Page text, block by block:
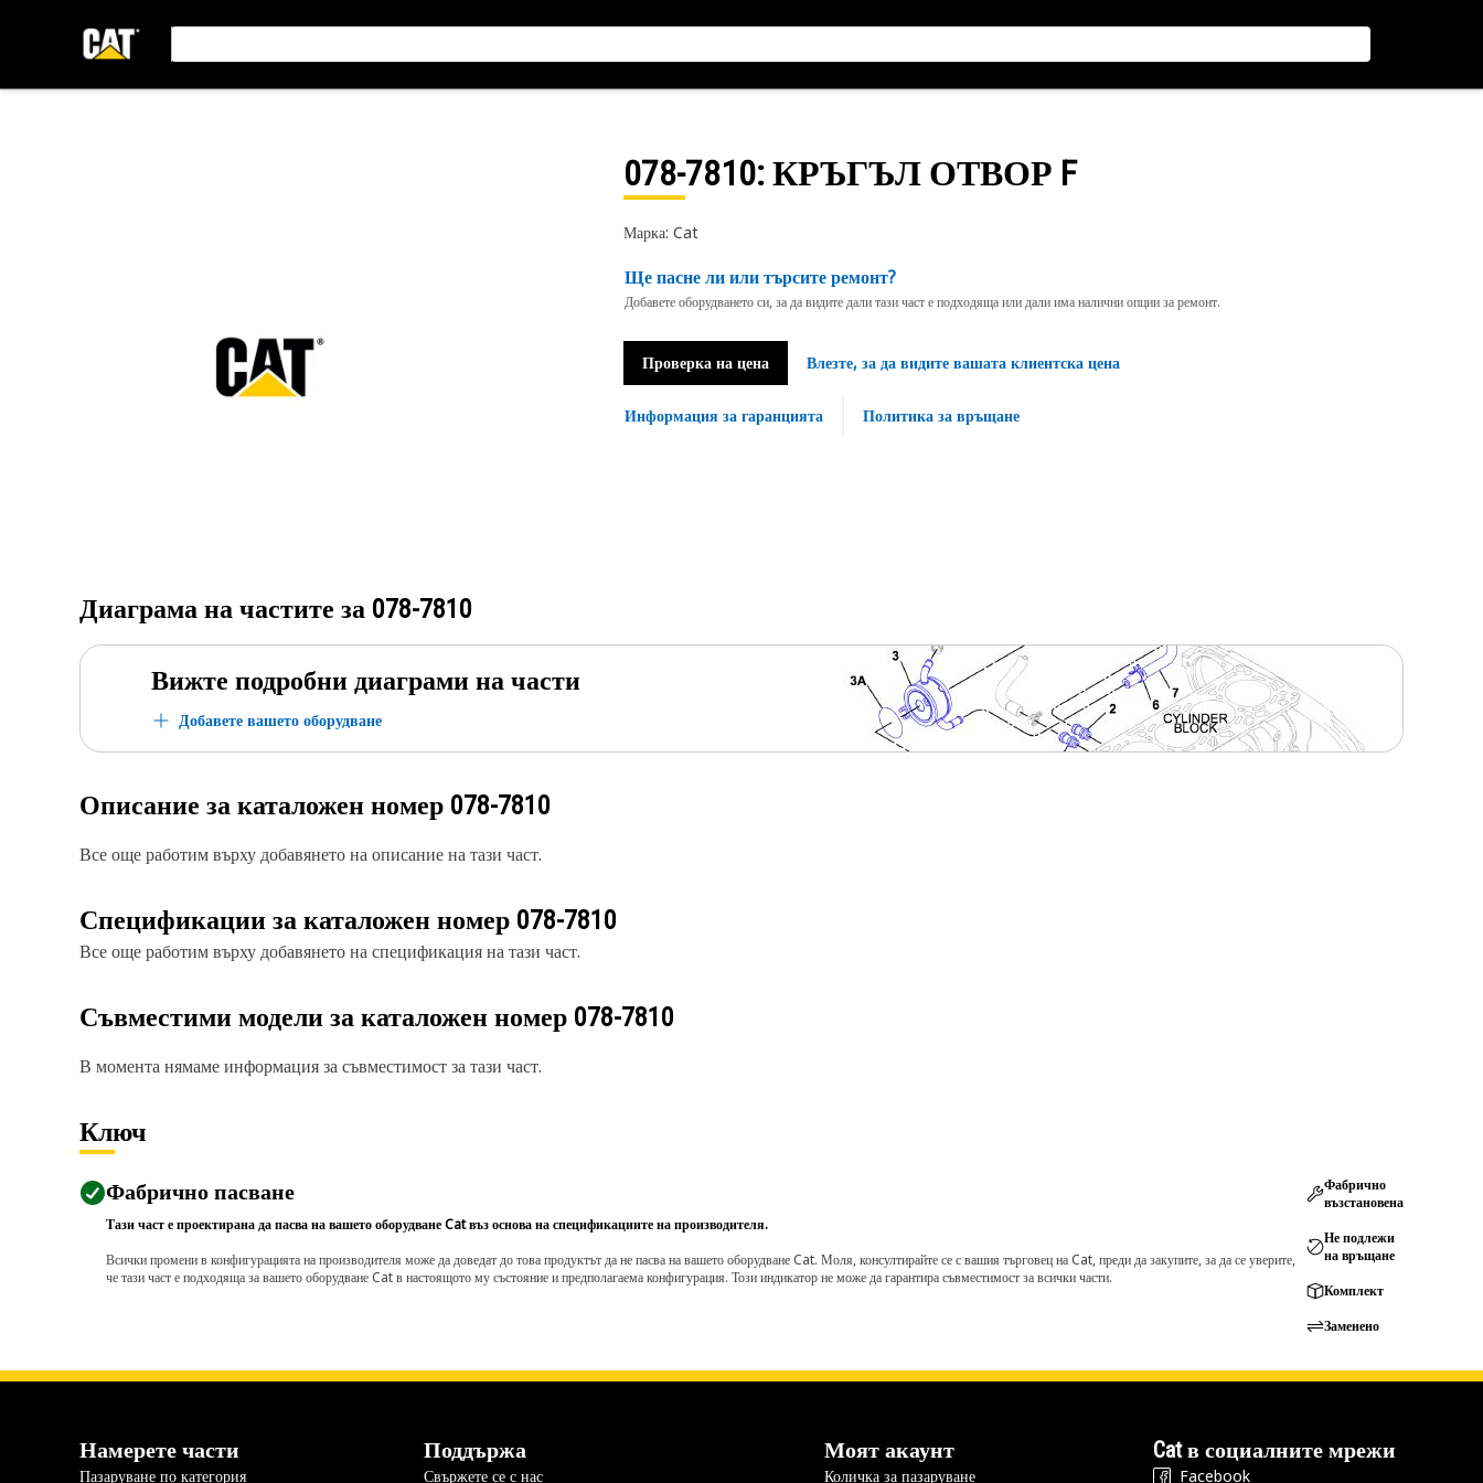
078-7810: КРЪГЪЛ ОТВОР F
Марка: Cat
Ще пасне ли или търсите ремонт?
Добавете оборудването си, за да видите дали тази част е подходяща или дали има налични опции за ремонт.
Проверка на цена Влезте, за да видите вашата клиентска цена
Информация за гаранцията Политика за връщане
Диаграма на частите за 078-7810
Вижте подробни диаграми на части
Добавете вашето оборудване
Описание за каталожен номер 078-7810
Все още работим върху добавянето на описание на тази част.
Спецификации за каталожен номер 078-7810
Все още работим върху добавянето на спецификация на тази част.
Съвместими модели за каталожен номер 078-7810
В момента нямаме информация за съвместимост за тази част.
Ключ
Фабрично пасване
Тази част е проектирана да пасва на вашето оборудване Cat въз основа на спецификациите на производителя.
Всички промени в конфигурацията на производителя може да доведат до това продуктът да не пасва на вашето оборудване Cat. Моля, консултирайте се с вашия търговец на Cat, преди да закупите, за да се уверите,
че тази част е подходяща за вашето оборудване Cat в настоящото му състояние и предполагаема конфигурация. Този индикатор не може да гарантира съвместимост за всички части.
Фабрично
възстановена
Не подлежи
на връщане
Комплект
Заменено
Намерете части
Пазаруване по категория
Поддържа
Свържете се с нас
Моят акаунт
Количка за пазаруване
Cat в социалните мрежи
Facebook